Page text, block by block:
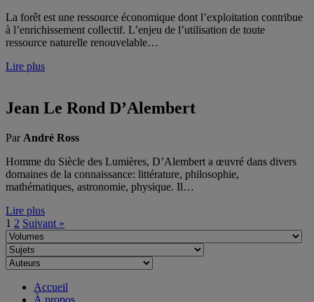
La forêt est une ressource économique dont l’exploitation contribue
à l’enrichissement collectif. L’enjeu de l’utilisation de toute
ressource naturelle renouvelable…
Lire plus
Jean Le Rond D’Alembert
Par André Ross
Homme du Siècle des Lumières, D’Alembert a œuvré dans divers
domaines de la connaissance: littérature, philosophie,
mathématiques, astronomie, physique. Il…
Lire plus
1 2 Suivant »
Accueil